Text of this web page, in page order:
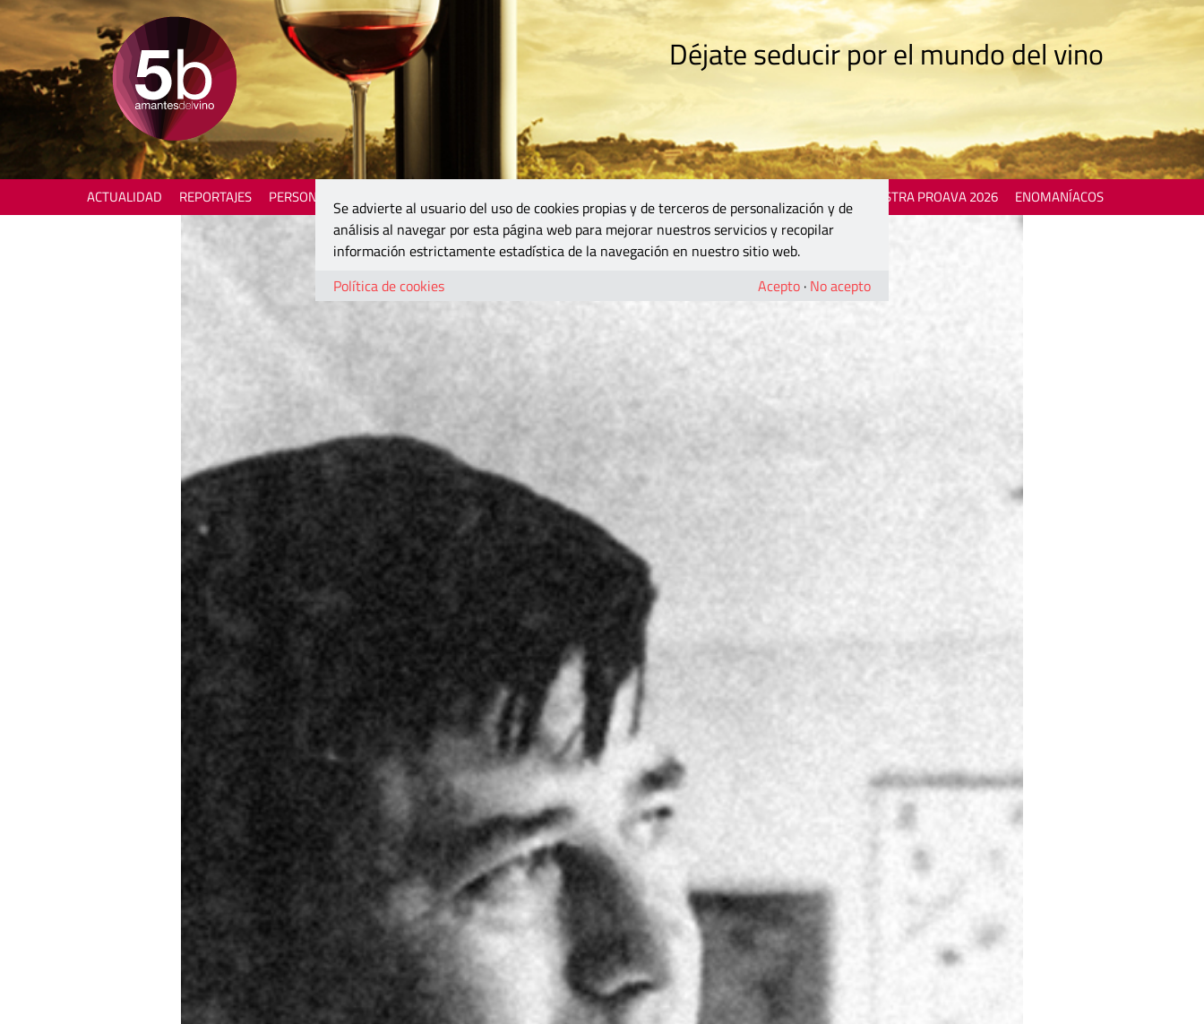
Déjate seducir por el mundo del vino
ACTUALIDAD REPORTAJES PERSONAJES MOSTRA PROAVA 2026 ENOMANÍACOS
Se advierte al usuario del uso de cookies propias y de terceros de personalización y de
análisis al navegar por esta página web para mejorar nuestros servicios y recopilar
información estrictamente estadística de la navegación en nuestro sitio web.
Política de cookies
Acepto · No acepto